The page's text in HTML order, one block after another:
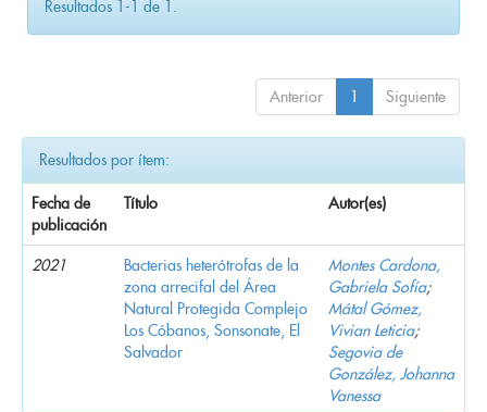
Resultados 1-1 de 1.
Anterior 1 Siguiente
Resultados por ítem:
Fecha de
publicación
Título Autor(es)
2021
Bacterias heterótrofas de la
zona arrecifal del Área
Natural Protegida Complejo
Los Cóbanos, Sonsonate, El
Salvador
Montes Cardona,
Gabriela Sofía;
Mátal Gómez,
Vivian Leticia;
Segovia de
González, Johanna
Vanessa